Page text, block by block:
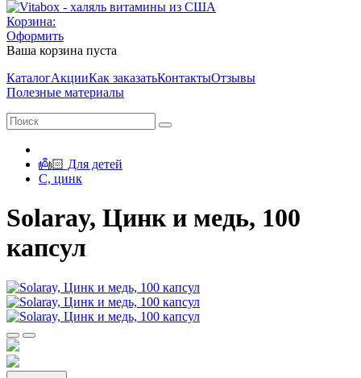
Корзина:
Оформить
Ваша корзина пуста
КаталогАкцииКак заказатьКонтактыОтзывы
Полезные материалы
👼🏻 Для детей
С, цинк
Solaray, Цинк и медь, 100
капсул